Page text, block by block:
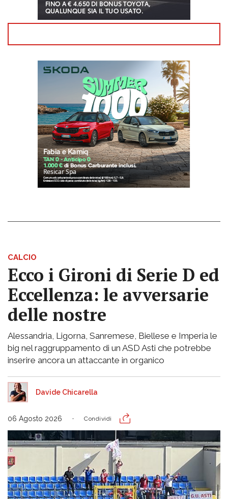
CALCIO
Ecco i Gironi di Serie D ed
Eccellenza: le avversarie
delle nostre
Alessandria, Ligorna, Sanremese, Biellese e Imperia le
big nel raggruppamento di un ASD Asti che potrebbe
inserire ancora un attaccante in organico
Davide Chicarella
06 Agosto 2026 Condividi